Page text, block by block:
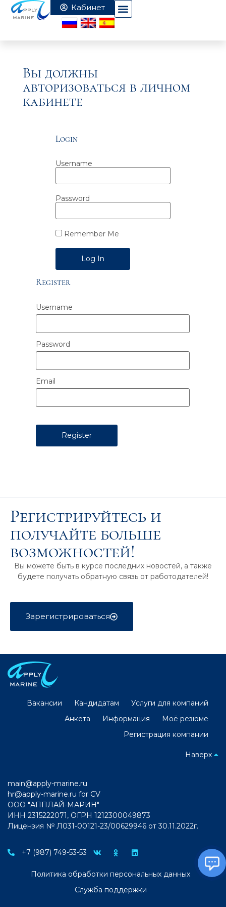
Вы должны
авторизоваться в личном
кабинете
Login
Username
Password
Remember Me
Alternative:
Register
Username
Password
Email
Регистрируйтесь и
получайте больше
возможностей!
Вы можете быть в курсе последних новостей, а также
будете получать обратную связь от работодателей!
Зарегистрироваться
Вакансии Кандидатам
Услуги для компаний
Анкета
Информация
Моё резюме
Регистрация компании
Наверх
main@apply-marine.ru
hr@apply-marine.ru for CV
ООО "АППЛАЙ-МАРИН"
ИНН 2315222071, ОГРН 1212300049873
Лицензия № Л031-00121-23/00629946 от 30.11.2022г.
+7 (987) 749-53-53
Политика обработки персональных данных
Служба поддержки